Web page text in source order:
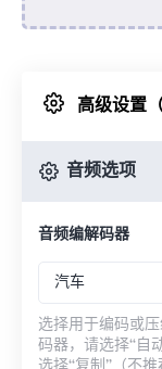
高级设置
音频选项
音频编解码器
汽车
选择用于编码或
码器，请选择“自